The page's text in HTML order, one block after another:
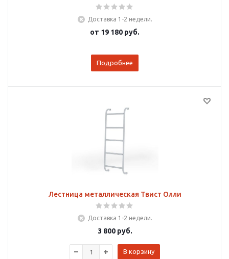
Доставка 1-2 недели.
от 19 180 руб.
Подробнее
Лестница металлическая Твист Олли
Доставка 1-2 недели.
3 800руб.
В корзину